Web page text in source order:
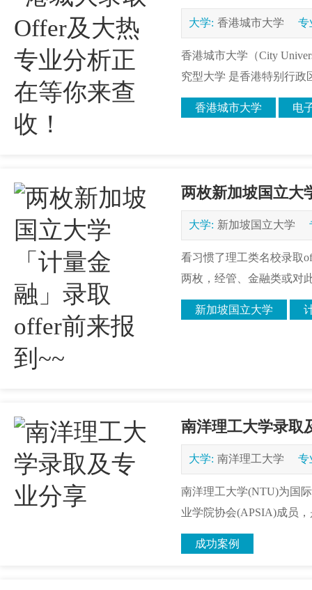
大学: 香港城市大学 专
香港城市大学（City
究型大学 是香港特别行政
香港城市大学 电
两枚新加坡国立大
大学: 新加坡国立大学
看习惯了理工类名校录取
两枚，经管、金融类或对
新加坡国立大学
南洋理工大学录取
大学: 南洋理工大学 专
南洋理工大学(NTU)为国
业学院协会(APSIA)成员
成功案例